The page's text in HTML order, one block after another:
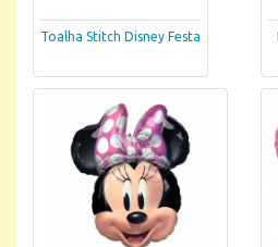
Toalha Stitch Disney Festa